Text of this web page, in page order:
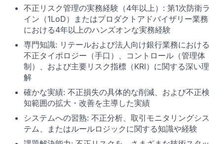
不正リスク管理の実務経験（4年以上）: 第1次防衛ラ
イン（1LoD）またはプロダクトアドバイザリー業務
における4年以上のハンズオンな実務経験
専門知識: リテールおよび法人向け銀行業務における
不正タイポロジー（手口）、コントロール（管理体
制）、および主要リスク指標（KRI）に関する深い理
解
確かな実績: 不正損失の具体的な削減、および不正検
知範囲の拡大・改善を主導した実績
システムへの習熟: 不正分析、取引モニタリングシス
テム、またはルールロジックに関する知識や経験